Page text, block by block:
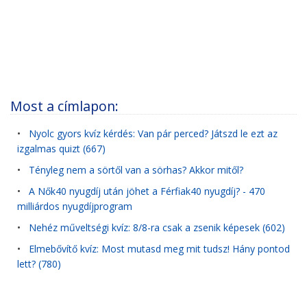
Most a címlapon:
• Nyolc gyors kvíz kérdés: Van pár perced? Játszd le ezt az
izgalmas quizt (667)
• Tényleg nem a sörtől van a sörhas? Akkor mitől?
• A Nők40 nyugdíj után jöhet a Férfiak40 nyugdíj? - 470
milliárdos nyugdíjprogram
• Nehéz műveltségi kvíz: 8/8-ra csak a zsenik képesek (602)
• Elmebővítő kvíz: Most mutasd meg mit tudsz! Hány pontod
lett? (780)